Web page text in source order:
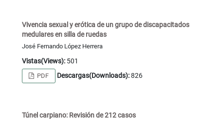
Vivencia sexual y erótica de un grupo de discapacitados
medulares en silla de ruedas
José Fernando López Herrera
Vistas(Views):501
PDF Descargas(Downloads):826
Túnel carpiano: Revisión de 212 casos